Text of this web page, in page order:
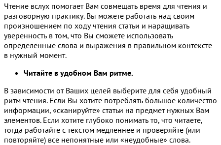
Чтение вслух помогает Вам совмещать время для чтения и
разговорную практику. Вы можете работать над своим
произношением по ходу чтения статьи и наращивать
уверенность в том, что Вы сможете использовать
определенные слова и выражения в правильном контексте
в нужный момент.
Читайте в удобном Вам ритме.
В зависимости от Ваших целей выберите для себя удобный
ритм чтения. Если Вы хотите потреблять большое количество
информации, «сканируйте» статьи на предмет нужных Вам
элементов. Если хотите глубоко понимать то, что читаете,
тогда работайте с текстом медленнее и проверяйте (или
повторяйте) все непонятные или «неудобные» слова.